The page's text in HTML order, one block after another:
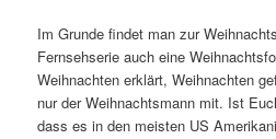
Im Grunde findet man zur
Fernsehserie auch eine
Weihnachten erklärt, Weihnachten
nur der Weihnachtsmann mit. Ist
dass es in den meisten US